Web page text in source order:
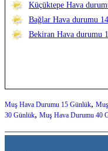
Küçüktepe Hava
Bağlar Hava durumu
Bekiran Hava durumu
Muş Hava Durumu 15 Günlük,
30 Günlük, Muş Hava Durumu 40